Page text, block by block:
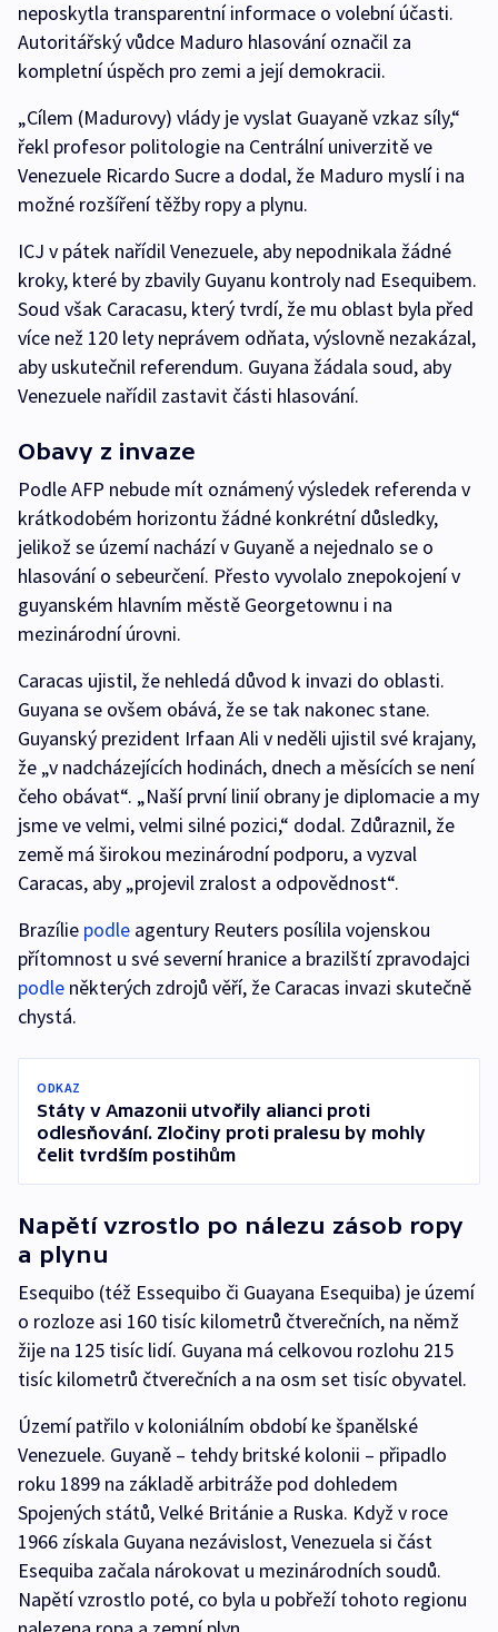
neposkytla transparentní informace o volební účasti.
Autoritářský vůdce Maduro hlasování označil za
kompletní úspěch pro zemi a její demokracii.
„Cílem (Madurovy) vlády je vyslat Guayaně vzkaz síly,“
řekl profesor politologie na Centrální univerzitě ve
Venezuele Ricardo Sucre a dodal, že Maduro myslí i na
možné rozšíření těžby ropy a plynu.
ICJ v pátek nařídil Venezuele, aby nepodnikala žádné
kroky, které by zbavily Guyanu kontroly nad Esequibem.
Soud však Caracasu, který tvrdí, že mu oblast byla před
více než 120 lety neprávem odňata, výslovně nezakázal,
aby uskutečnil referendum. Guyana žádala soud, aby
Venezuele nařídil zastavit části hlasování.
Obavy z invaze
Podle AFP nebude mít oznámený výsledek referenda v
krátkodobém horizontu žádné konkrétní důsledky,
jelikož se území nachází v Guyaně a nejednalo se o
hlasování o sebeurčení. Přesto vyvolalo znepokojení v
guyanském hlavním městě Georgetownu i na
mezinárodní úrovni.
Caracas ujistil, že nehledá důvod k invazi do oblasti.
Guyana se ovšem obává, že se tak nakonec stane.
Guyanský prezident Irfaan Ali v neděli ujistil své krajany,
že „v nadcházejících hodinách, dnech a měsících se není
čeho obávat“. „Naší první linií obrany je diplomacie a my
jsme ve velmi, velmi silné pozici,“ dodal. Zdůraznil, že
země má širokou mezinárodní podporu, a vyzval
Caracas, aby „projevil zralost a odpovědnost“.
Brazílie podle agentury Reuters posílila vojenskou
přítomnost u své severní hranice a brazilští zpravodajci
podle některých zdrojů věří, že Caracas invazi skutečně
chystá.
ODKAZ
Státy v Amazonii utvořily alianci proti
odlesňování. Zločiny proti pralesu by mohly
čelit tvrdším postihům
Napětí vzrostlo po nálezu zásob ropy
a plynu
Esequibo (též Essequibo či Guayana Esequiba) je území
o rozloze asi 160 tisíc kilometrů čtverečních, na němž
žije na 125 tisíc lidí. Guyana má celkovou rozlohu 215
tisíc kilometrů čtverečních a na osm set tisíc obyvatel.
Území patřilo v koloniálním období ke španělské
Venezuele. Guyaně – tehdy britské kolonii – připadlo
roku 1899 na základě arbitráže pod dohledem
Spojených států, Velké Británie a Ruska. Když v roce
1966 získala Guyana nezávislost, Venezuela si část
Esequiba začala nárokovat u mezinárodních soudů.
Napětí vzrostlo poté, co byla u pobřeží tohoto regionu